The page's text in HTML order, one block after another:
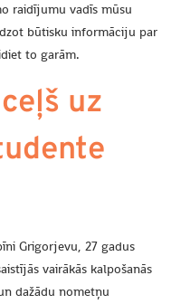
raidījumu vadīs mūsu
būtisku informāciju par
to garām.
uz
Grigorjevu, 27 gadus
vairākās kalpošanās
dažādu nometņu